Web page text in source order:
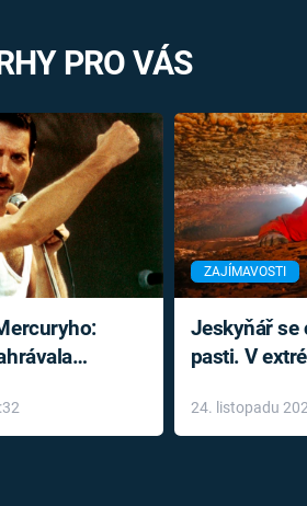
PRO VÁS
ZAJÍMAVOSTI
Jeskyňář se
pasti. V
24. listopadu